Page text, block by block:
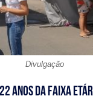
Divulgação
anos da faixa